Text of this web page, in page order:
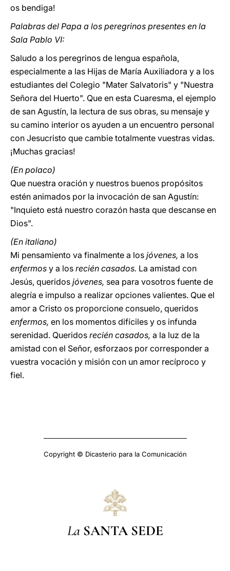
os bendiga!
Palabras del Papa a los peregrinos presentes en la
Sala Pablo VI:
Saludo a los peregrinos de lengua española,
especialmente a las Hijas de María Auxiliadora y a los
estudiantes del Colegio "Mater Salvatoris" y "Nuestra
Señora del Huerto". Que en esta Cuaresma, el ejemplo
de san Agustín, la lectura de sus obras, su mensaje y
su camino interior os ayuden a un encuentro personal
con Jesucristo que cambie totalmente vuestras vidas.
¡Muchas gracias!
(En polaco)
Que nuestra oración y nuestros buenos propósitos
estén animados por la invocación de san Agustín:
"Inquieto está nuestro corazón hasta que descanse en
Dios".
(En italiano)
Mi pensamiento va finalmente a los jóvenes, a los
enfermos y a los recién casados. La amistad con
Jesús, queridos jóvenes, sea para vosotros fuente de
alegría e impulso a realizar opciones valientes. Que el
amor a Cristo os proporcione consuelo, queridos
enfermos, en los momentos difíciles y os infunda
serenidad. Queridos recién casados, a la luz de la
amistad con el Señor, esforzaos por corresponder a
vuestra vocación y misión con un amor recíproco y
fiel.
Copyright © Dicasterio para la Comunicación
La SANTA SEDE